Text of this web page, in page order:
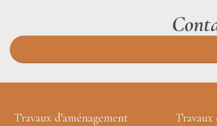
Travaux d’aménagement
Travaux